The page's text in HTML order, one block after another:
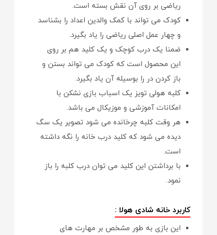
ریاضی بر روی آن نقش بسته است.
کودک می تواند با کمک والدین اعداد را بشناسد
و چهار عمل اصلی ریاضی را یاد بگیرد.
ضمنا یک درب کوچک و یک کلید هم بر روی
این محصول است که کودک می تواند بستن و
باز کردن در را بوسیله آن یاد بگیرد.
کلبه هولی تویز یک اسباب بازی نشکن با
امکانات آموزشی و موزیکال می باشد.
هر وقت کلبه چرخانده می شود تصویر یک سگ
دیده می شود که کلید درب خانه را نگه داشته
است.
با برداشتن این کلید می توان درب کلبه را باز
نمود.
کاربرد خانه شادی هولا :
این بازی به طور مشخص بر مهارت های